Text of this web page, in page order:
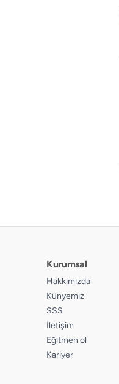
Kurumsal
Hakkımızda
Künyemiz
SSS
İletişim
Eğitmen ol
Kariyer